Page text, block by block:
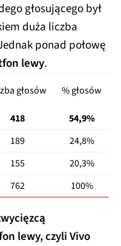
głosującego był
duża liczba
ponad połowę
lewy.
głosów % głosów
418
54,9%
189
24,8%
155
20,3%
762 100%
lewy, czyli Vivo